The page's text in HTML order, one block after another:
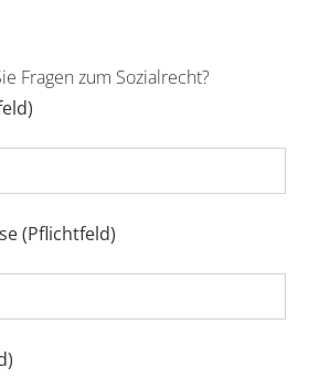
Fragen zum Sozialrecht?
(Pflichtfeld)